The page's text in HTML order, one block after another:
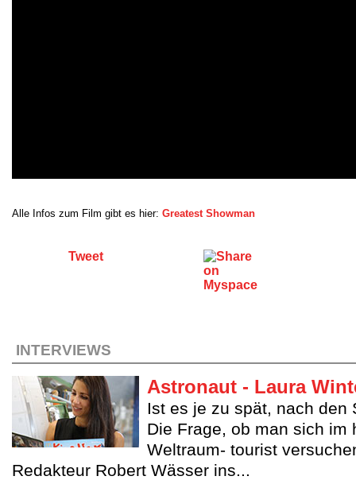
Alle Infos zum Film gibt es hier: Greatest Showman
Tweet
INTERVIEWS
Astronaut - Laura
Ist es je zu spät, nach den
Die Frage, ob man sich im
Weltraum- tourist
Redakteur Robert Wässer ins...